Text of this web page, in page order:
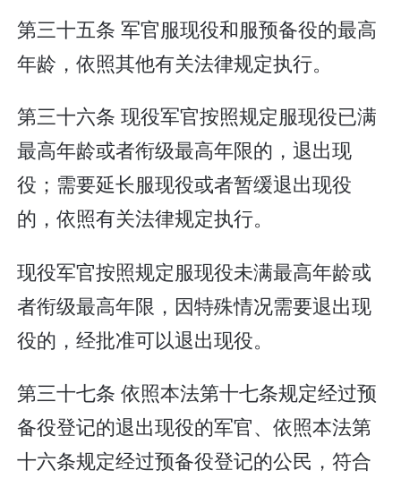
第三十五条 军官服现役和服预备役的最高
年龄，依照其他有关法律规定执行。
第三十六条 现役军官按照规定服现役已满
最高年龄或者衔级最高年限的，退出现
役；需要延长服现役或者暂缓退出现役
的，依照有关法律规定执行。
现役军官按照规定服现役未满最高年龄或
者衔级最高年限，因特殊情况需要退出现
役的，经批准可以退出现役。
第三十七条 依照本法第十七条规定经过预
备役登记的退出现役的军官、依照本法第
十六条规定经过预备役登记的公民，符合